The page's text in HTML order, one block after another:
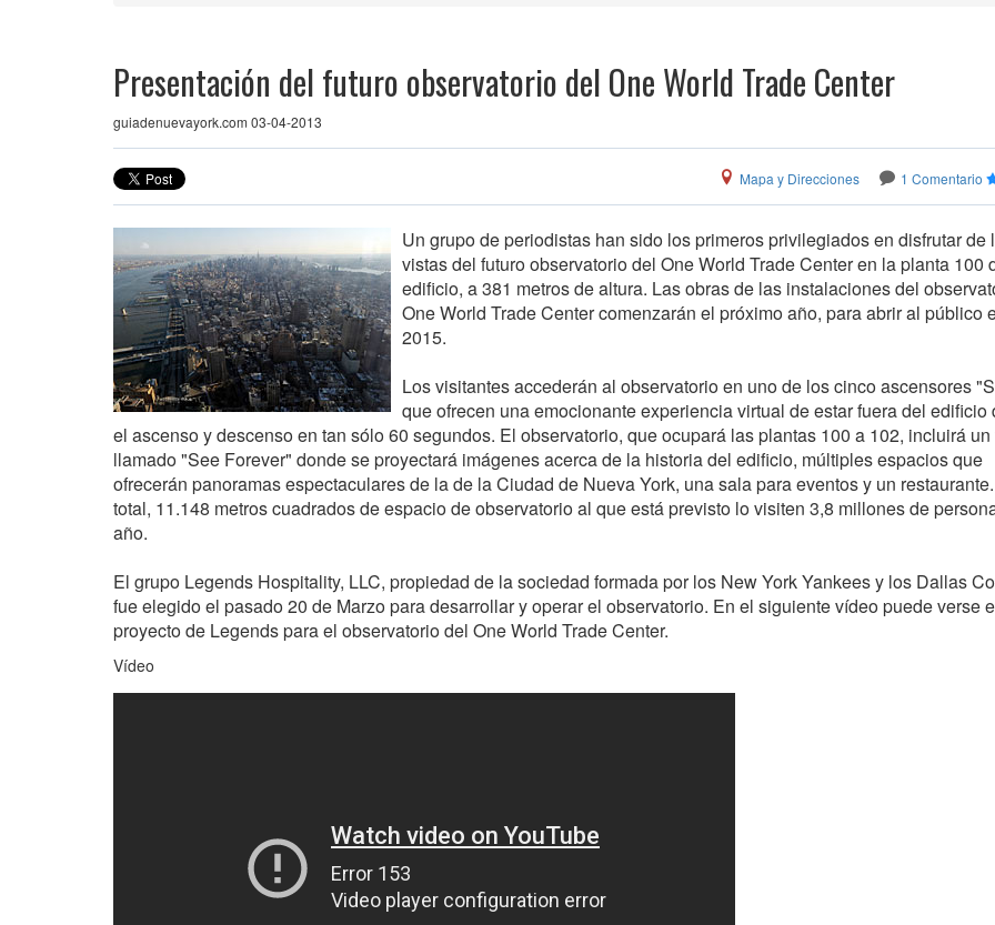
Presentación del futuro observatorio del One World Trade Center
guiadenuevayork.com 03-04-2013
1 Comentario
Mapa y Direcciones
Un grupo de periodistas han sido los primeros privilegiados en disfrutar de
vistas del futuro observatorio del One World Trade Center en la planta 100
edificio, a 381 metros de altura. Las obras de las instalaciones del
One World Trade Center comenzarán el próximo año, para abrir al público
2015.
Los visitantes accederán al observatorio en uno de los cinco ascensores
que ofrecen una emocionante experiencia virtual de estar fuera del edificio
el ascenso y descenso en tan sólo 60 segundos. El observatorio, que ocupará las plantas 100 a 102, incluirá un
llamado "See Forever" donde se proyectará imágenes acerca de la historia del edificio, múltiples espacios que
ofrecerán panoramas espectaculares de la de la Ciudad de Nueva York, una sala para eventos y un
total, 11.148 metros cuadrados de espacio de observatorio al que está previsto lo visiten 3,8 millones de
año.
El grupo Legends Hospitality, LLC, propiedad de la sociedad formada por los New York Yankees y los Dallas
fue elegido el pasado 20 de Marzo para desarrollar y operar el observatorio. En el siguiente vídeo puede verse
proyecto de Legends para el observatorio del One World Trade Center.
Vídeo